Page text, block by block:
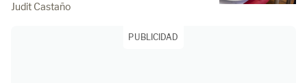
Judit Castaño
PUBLICIDAD